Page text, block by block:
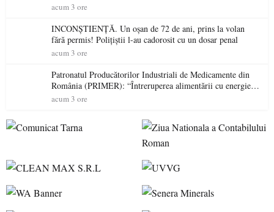
acum 3 ore
INCONȘTIENȚĂ. Un oșan de 72 de ani, prins la volan
fără permis! Polițiștii l-au cadorosit cu un dosar penal
acum 3 ore
Patronatul Producătorilor Industriali de Medicamente din
România (PRIMER): “Întreruperea alimentării cu energie
electrică a fabricilor de medicamente va pune în pericol
acum 3 ore